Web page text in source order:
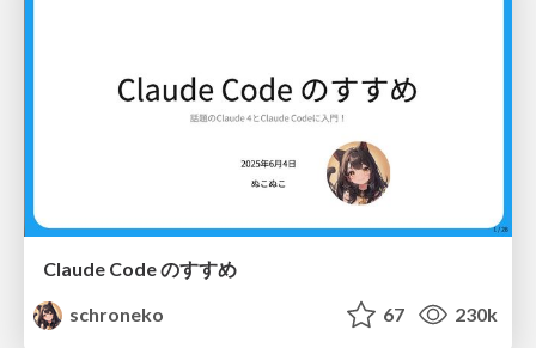
Claude Code のすすめ
schroneko
67 230k